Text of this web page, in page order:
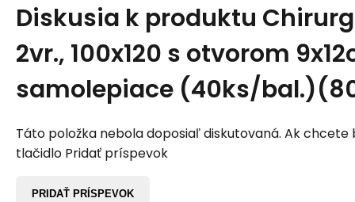
Diskusia k produktu
2vr., 100x120 s otvorom
samolepiace (40ks/
Táto položka nebola doposiaľ diskutovaná. Ak chcete
tlačidlo Pridať príspevok
PRIDAŤ PRÍSPEVOK